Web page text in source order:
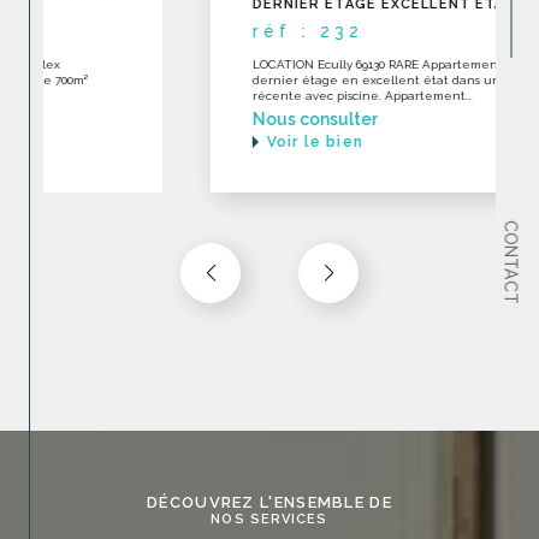
CONTACT
DERNIER ÉTAGE EXCELLENT ÉTAT
LOCATION Ecully 69130 RARE Appartement toit-terrase en
dernier étage en excellent état dans une construction
récente avec piscine. Appartement...
DÉCOUVREZ L'ENSEMBLE DE
NOS SERVICES